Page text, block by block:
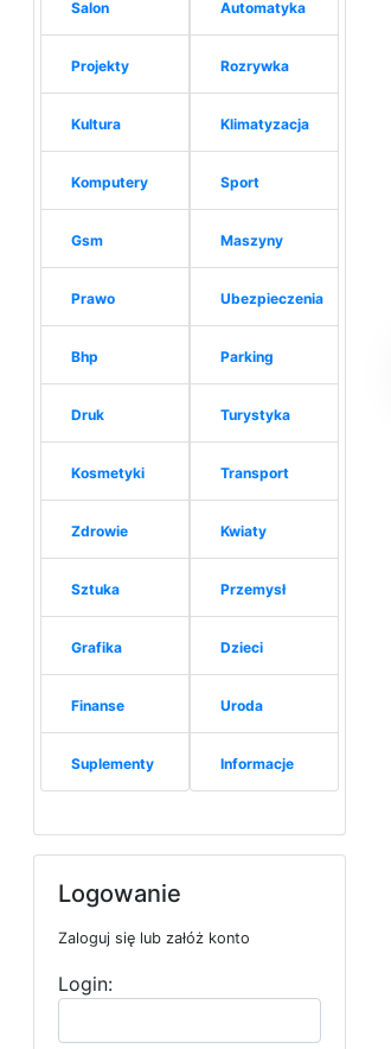
Salon
Projekty
Kultura
Komputery
Gsm
Prawo
Bhp
Druk
Kosmetyki
Zdrowie
Sztuka
Grafika
Finanse
Suplementy
Automatyka
Rozrywka
Klimatyzacja
Sport
Maszyny
Ubezpieczenia
Parking
Turystyka
Transport
Kwiaty
Przemysł
Dzieci
Uroda
Informacje
Logowanie
Zaloguj się lub załóż konto
Login: